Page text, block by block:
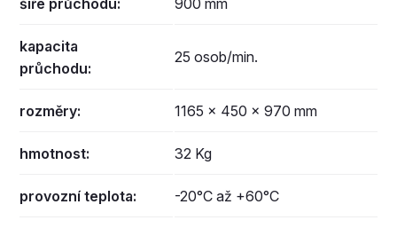
kapacita
průchodu:
25 osob/min.
rozměry: 1165 × 450 × 970 mm
hmotnost: 32 Kg
provozní teplota: -20°C až +60°C